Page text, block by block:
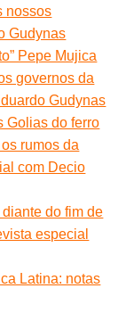
nossos
Gudynas
Pepe Mujica
governos da
Gudynas
Golias do ferro
rumos da
com Decio
do fim de
especial
Latina: notas